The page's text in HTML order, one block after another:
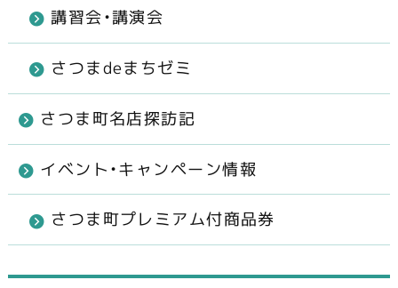
講習会・講演会
さつまdeまちゼミ
さつま町名店探訪記
イベント・キャンペーン情報
さつま町プレミアム付商品券